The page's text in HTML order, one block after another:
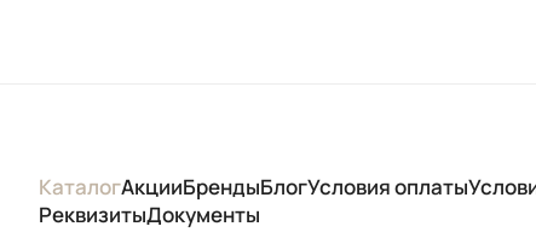
КаталогАкцииБрендыБлогУсловия оплаты
РеквизитыДокументы